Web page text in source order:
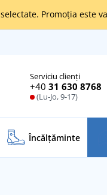
selectate. Promoția este
Serviciu clienți
+40 31 630 8768
(Lu-Jo, 9-17)
Încălţăminte